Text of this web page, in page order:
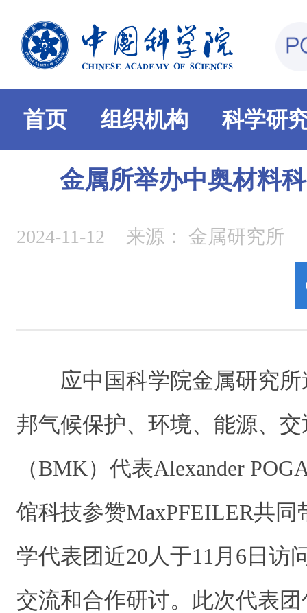
首页 组织机构 科学研
金属所举办中奥材料
2024-11-12 来源： 金属研究所
应中国科学院金属研究
邦气候保护、环境、能源、
（BMK）代表Alexander
馆科技参赞MaxPFEILER共
学代表团近20人于11月6日访
交流和合作研讨。此次代表